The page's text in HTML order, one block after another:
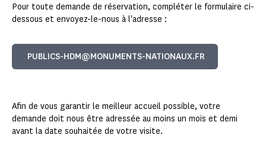
Pour toute demande de réservation, compléter le formulaire ci-
dessous et envoyez-le-nous à l'adresse :
PUBLICS-HDM@MONUMENTS-NATIONAUX.FR
Afin de vous garantir le meilleur accueil possible, votre
demande doit nous être adressée au moins un mois et demi
avant la date souhaitée de votre visite.